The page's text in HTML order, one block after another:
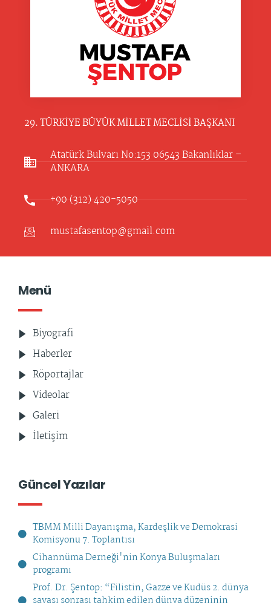
29. TÜRKİYE BÜYÜK MİLLET MECLİSİ BAŞKANI
Atatürk Bulvarı No:153 06543 Bakanlıklar –
ANKARA​
+90 (312) 420-5050
mustafasentop@gmail.com
Menü
Biyografi
Haberler
Röportajlar
Videolar
Galeri
İletişim
Güncel Yazılar
TBMM Milli Dayanışma, Kardeşlik ve Demokrasi
Komisyonu 7. Toplantısı
Cihannüma Derneği'nin Konya Buluşmaları
programı
Prof. Dr. Şentop: “Filistin, Gazze ve Kudüs 2. dünya